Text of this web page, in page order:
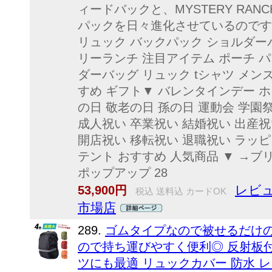
ィードバックと、MYSTERY
パックを日々進化させているので
リュック バックパック ショルダ
リーランチ 注目アイテム ポーチ
ダーバッグ リュック tシャツ メ
すめ ギフト▼ バレンタインデー
の日 敬老の日 孫の日 運動会 学園
成人祝い 卒業祝い 結婚祝い 出産
開店祝い 移転祝い 退職祝い ラッ
テント おすすめ 人気商品 ▼ →ブ
ポップアップ 28
53,900円
税込 送料込 カードOK
レビ
市場店
289. ゴムタイプなので被せるだけ
ので持ち運びやすく便利◎ 反射板
ツにも最適 リュックカバー 防水